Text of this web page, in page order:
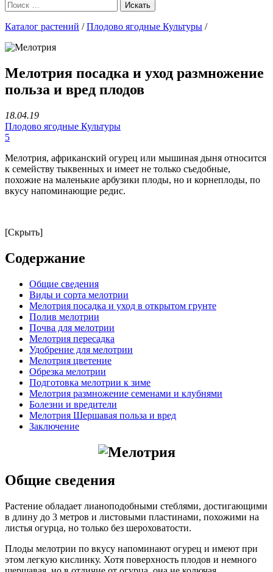
Каталог растений /Плодово ягодные Культуры /
Мелотрия посадка и уход размножение
польза и вред плодов
18.04.19
Плодово ягодные Культуры
5
Мелотрия, африканский огурец или мышиная дыня относится
к семейству тыквенных и имеет не только съедобные,
похожие на маленькие арбузики плоды, но и корнеплоды, по
вкусу напоминающие редис.
[Скрыть]
Содержание
Общие сведения
Виды и сорта мелотрии
Мелотрия посадка и уход в открытом грунте
Полив мелотрии
Почва для мелотрии
Мелотрия пересадка
Удобрение для мелотрии
Мелотрия цветение
Обрезка мелотрии
Подготовка мелотрии к зиме
Мелотрия размножение семенами и клубнями
Болезни и вредители
Мелотрия Шершавая польза и вред
Заключение
Общие сведения
Растение обладает лианоподобными стеблями, достигающими
в длину до 3 метров и листовыми пластинами, похожими на
листья огурца, но только без шероховатости.
Плоды мелотрии по вкусу напоминают огурец и имеют при
этом легкую кислинку. Хотя поверхность плодов и немного